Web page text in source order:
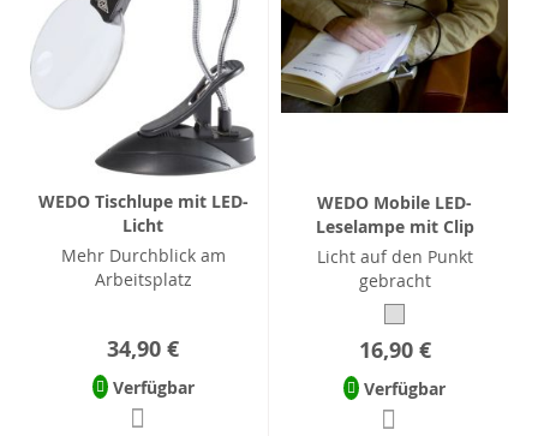
WEDO Tischlupe mit LED-
Licht
Mehr Durchblick am
Arbeitsplatz
34,90 €
Verfügbar
WEDO Mobile LED-
Leselampe mit Clip
Licht auf den Punkt
gebracht
16,90 €
Verfügbar